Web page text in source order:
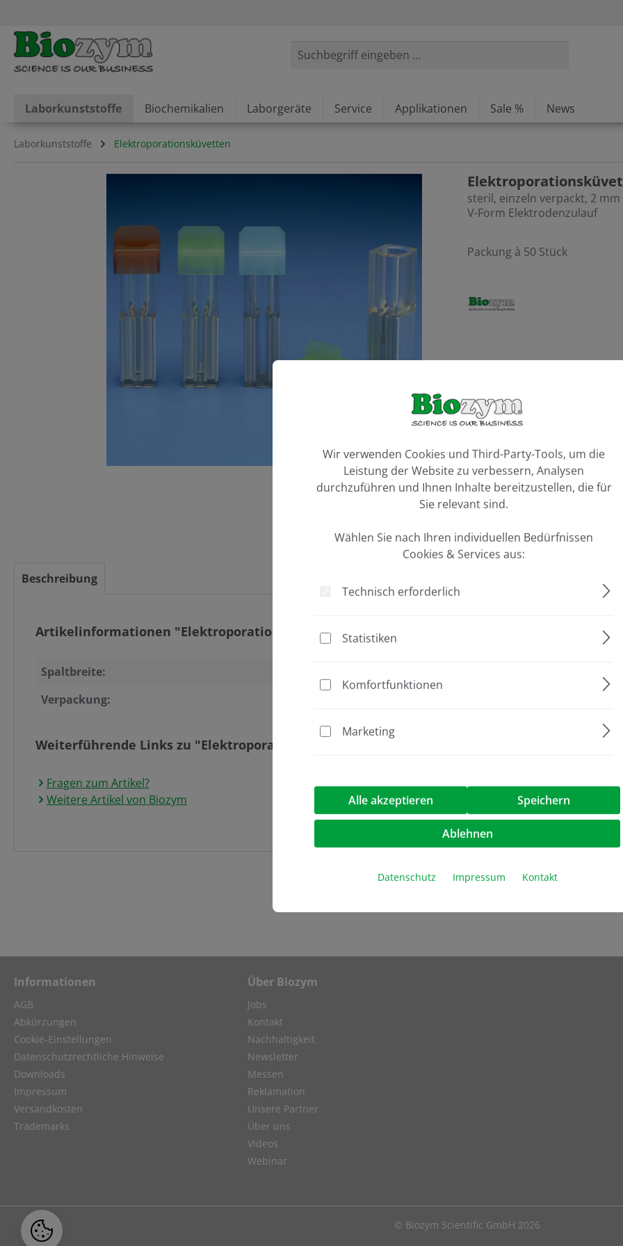
Laborkunststoffe Biochemikalien Laborgeräte Service Applikationen Sale % News
Laborkunststoffe Elektroporationsküvetten
steril, einzeln verpackt, 2
V-Form Elektrodenzulauf
Packung à 50 Stück
Artikel
Vergleichen
Beschreibung
Artikelinformationen "Elektroporationsküvetten, 2 mm, grüner Deckel"
Spaltbreite:
Verpackung:
Weiterführende Links zu "Elektroporationsküvetten, 2 mm, grüner Deckel"
Fragen zum Artikel?
Weitere Artikel von Biozym
Informationen
AGB
Abkürzungen
Cookie-Einstellungen
Datenschutzrechtliche Hinweise
Downloads
Impressum
Versandkosten
Trademarks
Über Biozym
Jobs
Kontakt
Nachhaltigkeit
Newsletter
Messen
Reklamation
Unsere Partner
Über uns
Videos
Webinar
© Biozym Scientific GmbH 2026
Wir verwenden Cookies und Third-Party-Tools, um die
Leistung der Website zu verbessern, Analysen
durchzuführen und Ihnen Inhalte bereitzustellen, die für
Sie relevant sind.
Wählen Sie nach Ihren individuellen Bedürfnissen
Cookies & Services aus:
Technisch erforderlich
Statistiken
Komfortfunktionen
Marketing
Alle akzeptieren Speichern
Ablehnen
Datenschutz Impressum Kontakt